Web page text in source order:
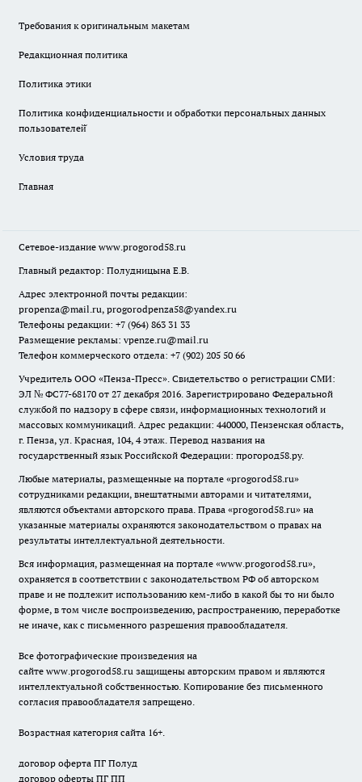
Требования к оригинальным макетам
Редакционная политика
Политика этики
Политика конфиденциальности и обработки персональных данных
пользователей̆
Условия труда
Главная
Сетевое-издание www.progorod58.ru
Главный редактор: Полудницына Е.В.
Адрес электронной почты редакции:
propenza@mail.ru, progorodpenza58@yandex.ru
Телефоны редакции: +7 (964) 863 31 33
Размещение рекламы: vpenze.ru@mail.ru
Телефон коммерческого отдела: +7 (902) 205 50 66
Учредитель ООО «Пенза-Пресс». Свидетельство о регистрации СМИ:
ЭЛ № ФС77-68170 от 27 декабря 2016. Зарегистрировано Федеральной
службой по надзору в сфере связи, информационных технологий и
массовых коммуникаций. Адрес редакции: 440000, Пензенская область,
г. Пенза, ул. Красная, 104, 4 этаж. Перевод названия на
государственный язык Российской Федерации: прогород58.ру.
Любые материалы, размещенные на портале «progorod58.ru»
сотрудниками редакции, внештатными авторами и читателями,
являются объектами авторского права. Права «progorod58.ru» на
указанные материалы охраняются законодательством о правах на
результаты интеллектуальной деятельности.
Вся информация, размещенная на портале «www.progorod58.ru»,
охраняется в соответствии с законодательством РФ об авторском
праве и не подлежит использованию кем-либо в какой бы то ни было
форме, в том числе воспроизведению, распространению, переработке
не иначе, как с письменного разрешения правообладателя.
Все фотографические произведения на
сайте www.progorod58.ru защищены авторским правом и являются
интеллектуальной собственностью. Копирование без письменного
согласия правообладателя запрещено.
Возрастная категория сайта 16+.
договор оферта ПГ Полуд
договор оферты ПГ ПП